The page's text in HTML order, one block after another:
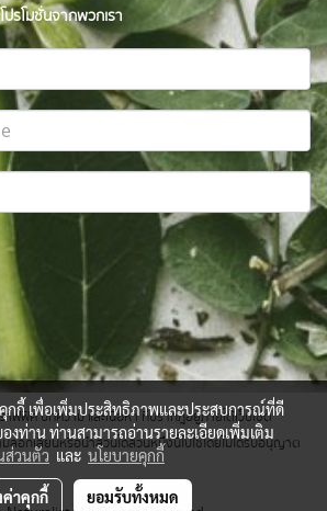
รโมชั่นจากพวกเรา
ฟิค บทความ และเนื้อหา ที่ปรากฎอยู่ภายใต้เว็บไซต์
อกเลียนหรือนำส่วนใดส่วนหนึ่งนี้ไปใช้โดยไม่ได้รับอนุญาต
กกี้ เพื่อเพิ่มประสิทธิภาพและประสบการณ์ที่ดี
องท่าน ท่านสามารถอ่านรายละเอียดเพิ่มเติม
ส่วนตัว และ นโยบายคุกกี้
ค่าคุกกี้ ยอมรับทั้งหมด